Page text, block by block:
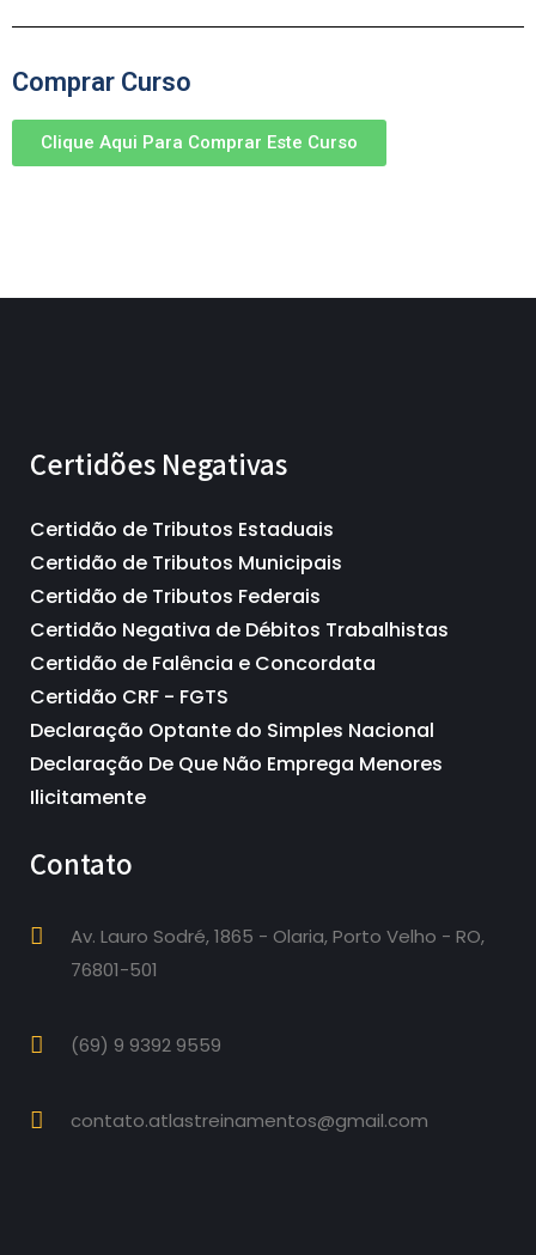
Comprar Curso
Clique Aqui Para Comprar Este Curso
Certidões Negativas
Certidão de Tributos Estaduais
Certidão de Tributos Municipais
Certidão de Tributos Federais
Certidão Negativa de Débitos Trabalhistas
Certidão de Falência e Concordata
Certidão CRF - FGTS
Declaração Optante do Simples Nacional
Declaração De Que Não Emprega Menores
Ilicitamente
Contato
Av. Lauro Sodré, 1865 - Olaria, Porto Velho - RO,
76801-501
(69) 9 9392 9559
contato.atlastreinamentos@gmail.com